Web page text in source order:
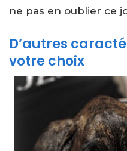
ne pas en oublier ce
D’autres
votre choix